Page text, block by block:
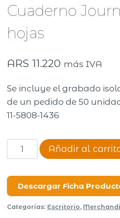
Cuaderno
hojas
ARS 11.220 más IVA
Se incluye el grabado
de un pedido de 50
11-5808-1436
Cuaderno
Journal
hojas
cantidad
Añadir al
Descargar Ficha
Categorías: Escritorio,